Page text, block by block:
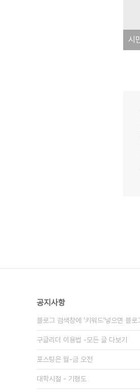
공지사항
구글리더 이용법 -모든 글 다보기
포스팅은 월-금 오전
대학시절 - 기형도